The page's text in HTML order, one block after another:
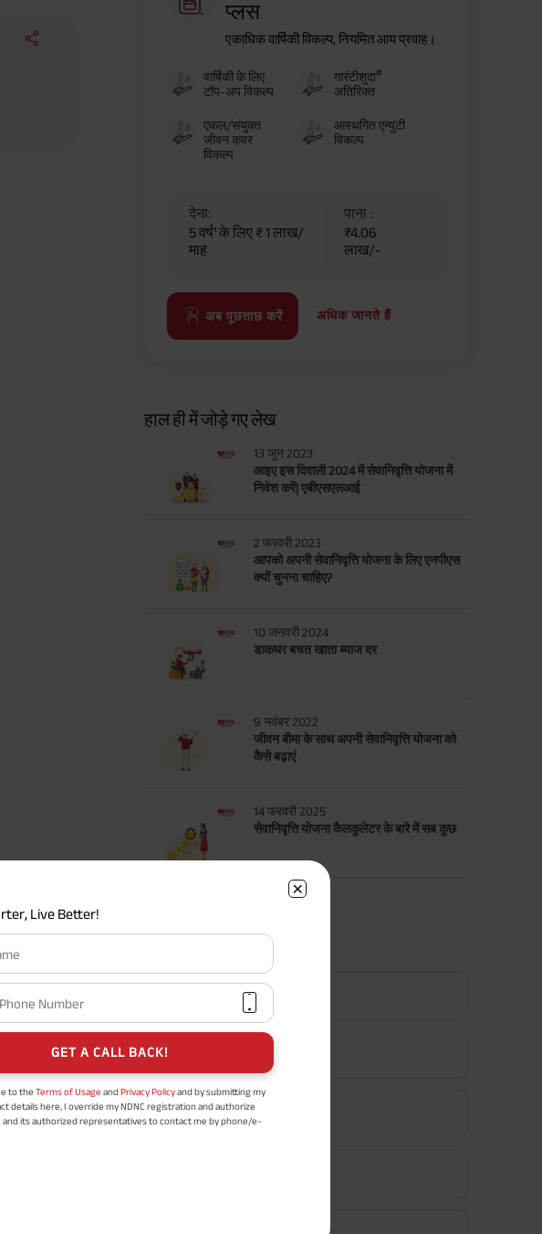
Live Better!
Phone Number
GET A CALL BACK!
to the Terms of Usage andPrivacy Policyand by submitting my
details here, I override my NDNC registration and authorize
and its authorized representatives to contact me by phone/e-
प्लस
एकाधिक वार्षिकी विकल्प, नियमित आय प्रवाह।
वार्षिकी के लिए
टॉप-अप विकल्प
गारंटीशुदा#
अतिरिक्त
एकल/संयुक्त
जीवन कवर
विकल्प
आस्थगित एन्युटी
विकल्प
देना:
5 वर्ष¹ के लिए ₹ 1 लाख/
माह
पाना :
₹4.06
लाख/-
अब पूछताछ करें अधिक जानते हैं
हाल ही में जोड़े गए लेख
13 जून 2023
आइए इस दिवाली 2024 में सेवानिवृत्ति योजना में
निवेश करें| एबीएसएलआई
2 फरवरी 2023
आपको अपनी सेवानिवृत्ति योजना के लिए एनपीएस
क्यों चुनना चाहिए?
10 जनवरी 2024
डाकघर बचत खाता ब्याज दर
9 नवंबर 2022
जीवन बीमा के साथ अपनी सेवानिवृत्ति योजना को
कैसे बढ़ाएं
14 फरवरी 2025
सेवानिवृत्ति योजना कैलकुलेटर के बारे में सब कुछ
सर्वाधिक लोकप्रिय कैलकुलेटर
टर्म इन्शुरन्स कैलकुलेटर
ग्रेच्युटी कैलकुलेटर